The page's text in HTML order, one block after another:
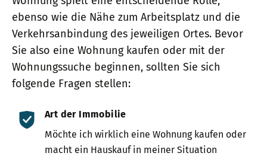
ebenso wie die Nähe zum Arbeitsplatz und die
Verkehrsanbindung des jeweiligen Ortes. Bevor
Sie also eine Wohnung kaufen oder mit der
Wohnungssuche beginnen, sollten Sie sich
folgende Fragen stellen:
Art der Immobilie
Möchte ich wirklich eine Wohnung kaufen oder
macht ein Hauskauf in meiner Situation